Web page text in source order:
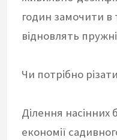
годин замочити в
відновлять
Чи потрібно
Ділення насінних
економії